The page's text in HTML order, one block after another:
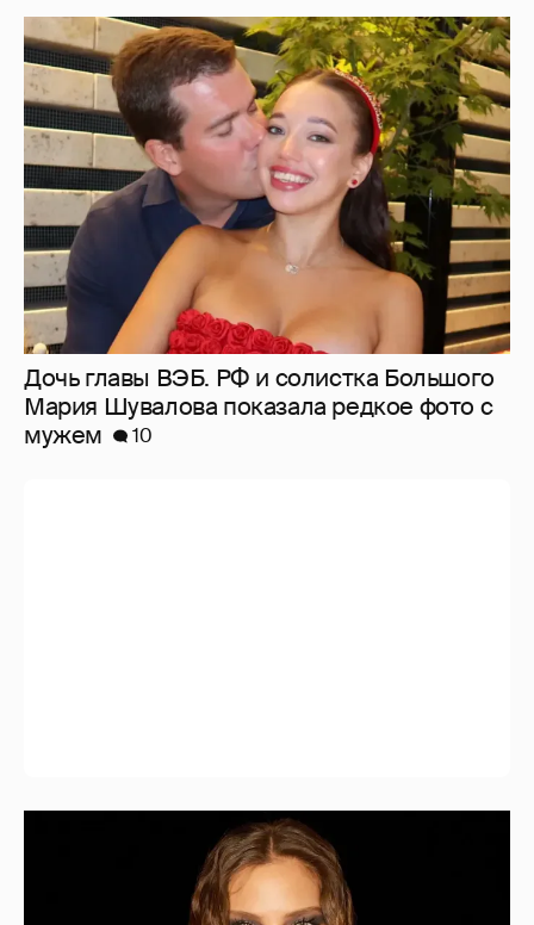
Дочь главы ВЭБ. РФ и солистка Большого
Мария Шувалова показала редкое фото с
мужем
10